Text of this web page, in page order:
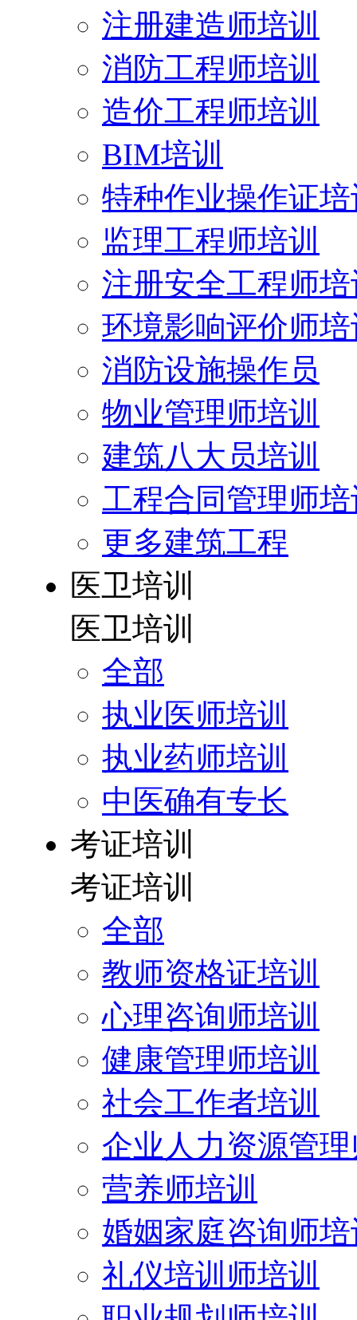
注册建造师培训
消防工程师培训
造价工程师培训
BIM培训
特种作业操作证
监理工程师培训
注册安全工程师
环境影响评价师
消防设施操作员
物业管理师培训
建筑八大员培训
工程合同管理师
更多建筑工程
医卫培训
医卫培训
全部
执业医师培训
执业药师培训
中医确有专长
考证培训
考证培训
全部
教师资格证培训
心理咨询师培训
健康管理师培训
社会工作者培训
企业人力资源管
营养师培训
婚姻家庭咨询师
礼仪培训师培训